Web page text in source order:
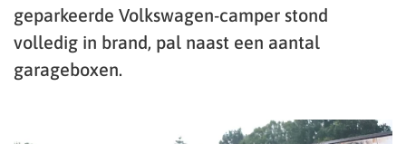
geparkeerde Volkswagen-camper stond
volledig in brand, pal naast een aantal
garageboxen.